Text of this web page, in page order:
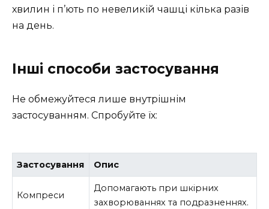
хвилин і п’ють по невеликій чашці кілька разів
на день.
Інші способи застосування
Не обмежуйтеся лише внутрішнім
застосуванням. Спробуйте їх:
Застосування Опис
Компреси
Допомагають при шкірних
захворюваннях та подразненнях.